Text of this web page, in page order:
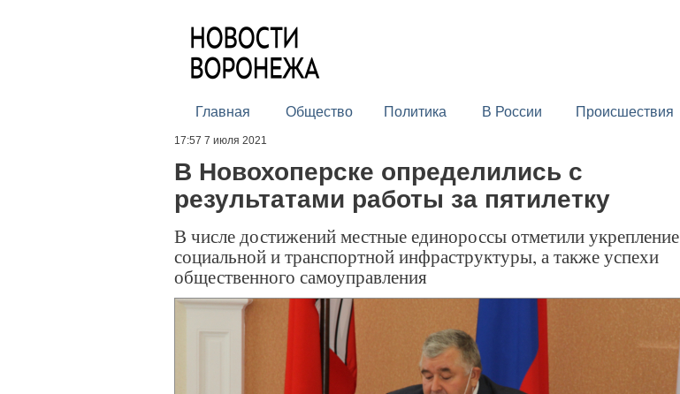
Главная Общество Политика В России Происшествия
17:57 7 июля 2021
В Новохоперске определились с
результатами работы за пятилетку
В числе достижений местные единороссы отметили укрепление
социальной и транспортной инфраструктуры, а также успехи
общественного самоуправления